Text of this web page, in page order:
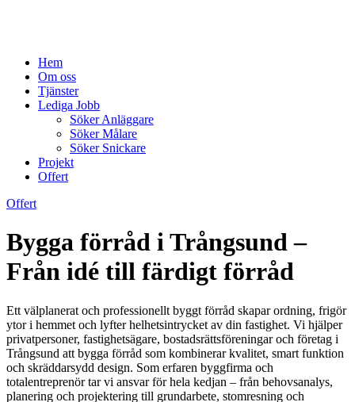
Hem
Om oss
Tjänster
Lediga Jobb
Söker Anläggare
Söker Målare
Söker Snickare
Projekt
Offert
Offert
Bygga förråd i Trångsund –
Från idé till färdigt förråd
Ett välplanerat och professionellt byggt förråd skapar ordning, frigör
ytor i hemmet och lyfter helhetsintrycket av din fastighet. Vi hjälper
privatpersoner, fastighetsägare, bostadsrättsföreningar och företag i
Trångsund att bygga förråd som kombinerar kvalitet, smart funktion
och skräddarsydd design. Som erfaren byggfirma och
totalentreprenör tar vi ansvar för hela kedjan – från behovsanalys,
planering och projektering till grundarbete, stomresning och